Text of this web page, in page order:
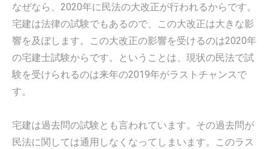
なぜなら、2020年に民法の大改正が行われるからです。
宅建は法律の試験でもあるので、この大改正は大きな影
響を及ぼします。この大改正の影響を受けるのは2020年
の宅建士試験からです。ということは、現状の民法で試
験を受けられるのは来年の2019年がラストチャンスで
す。
宅建は過去問の試験とも言われています。その過去問が
民法に関しては通用しなくなってしまいます。このラス